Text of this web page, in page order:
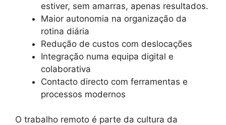
estiver, sem amarras, apenas resultados.
Maior autonomia na organização da
rotina diária
Redução de custos com deslocações
Integração numa equipa digital e
colaborativa
Contacto directo com ferramentas e
processos modernos
O trabalho remoto é parte da cultura da